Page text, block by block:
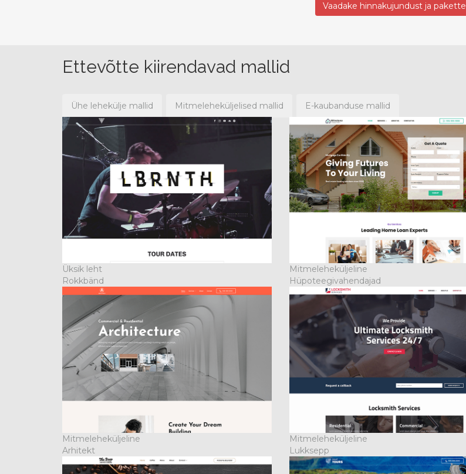
Vaadake hinnakujundust ja pakette
Ettevõtte kiirendavad mallid
Ühe lehekülje mallid Mitmeleheküljelised mallid E-kaubanduse mallid
Üksik leht
Rokkbänd
Mitmeleheküljeline
Hüpoteegivahendajad
Mitmeleheküljeline
Arhitekt
Mitmeleheküljeline
Lukksepp